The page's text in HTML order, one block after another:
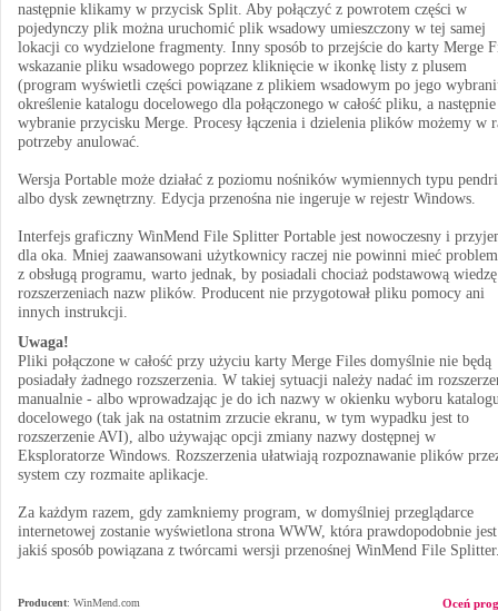
następnie klikamy w przycisk Split. Aby połączyć z powrotem części w
pojedynczy plik można uruchomić plik wsadowy umieszczony w tej samej
lokacji co wydzielone fragmenty. Inny sposób to przejście do karty Merge
wskazanie pliku wsadowego poprzez kliknięcie w ikonkę listy z plusem
(program wyświetli części powiązane z plikiem wsadowym po jego
określenie katalogu docelowego dla połączonego w całość pliku, a następnie
wybranie przycisku Merge. Procesy łączenia i dzielenia plików możemy w
potrzeby anulować.
Wersja Portable może działać z poziomu nośników wymiennych typu
albo dysk zewnętrzny. Edycja przenośna nie ingeruje w rejestr Windows.
Interfejs graficzny WinMend File Splitter Portable jest nowoczesny i
dla oka. Mniej zaawansowani użytkownicy raczej nie powinni mieć
z obsługą programu, warto jednak, by posiadali chociaż podstawową
rozszerzeniach nazw plików. Producent nie przygotował pliku pomocy ani
innych instrukcji.
Uwaga!
Pliki połączone w całość przy użyciu karty Merge Files domyślnie nie będą
posiadały żadnego rozszerzenia. W takiej sytuacji należy nadać im
manualnie - albo wprowadzając je do ich nazwy w okienku wyboru
docelowego (tak jak na ostatnim zrzucie ekranu, w tym wypadku jest to
rozszerzenie AVI), albo używając opcji zmiany nazwy dostępnej w
Eksploratorze Windows. Rozszerzenia ułatwiają rozpoznawanie plików
system czy rozmaite aplikacje.
Za każdym razem, gdy zamkniemy program, w domyślniej przeglądarce
internetowej zostanie wyświetlona strona WWW, która prawdopodobnie
jakiś sposób powiązana z twórcami wersji przenośnej WinMend File
Producent: WinMend.com
Oceń